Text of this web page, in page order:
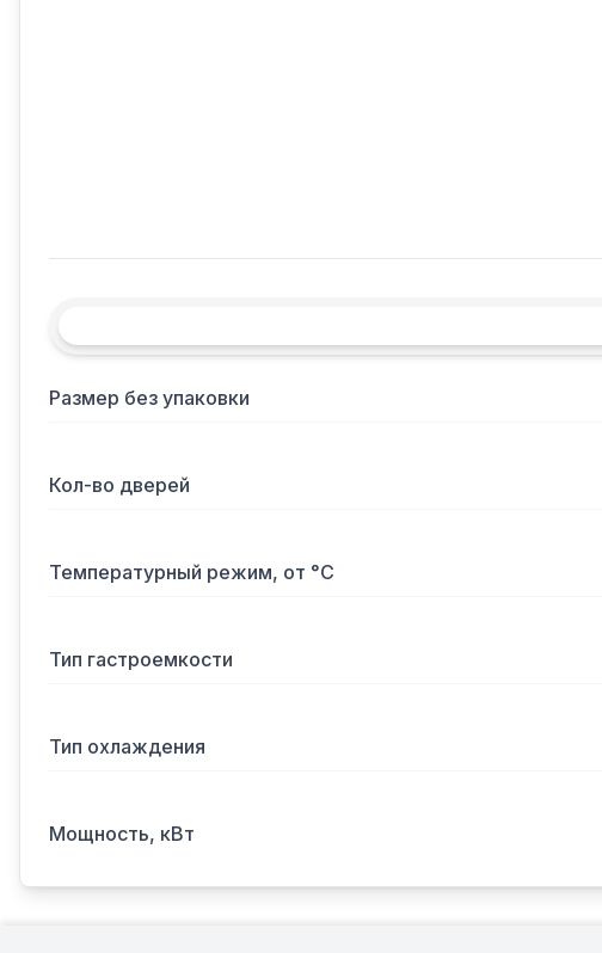
Размер без упаковки
Кол-во дверей
Температурный режим, от °С
Тип гастроемкости
Тип охлаждения
Мощность, кВт